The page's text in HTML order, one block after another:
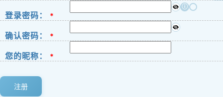
登录密码： *
ⓘ
确认密码： *
您的昵称： *
注册